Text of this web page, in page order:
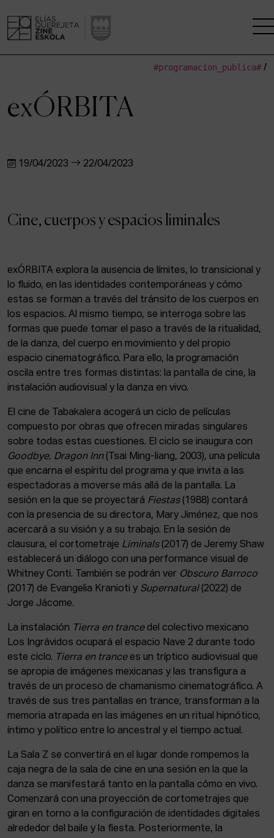
CENTRO DE INVESTIGACIÓN
COMUNIDAD
ACTUALIDAD
Admisión
Intranet
EUS ESP ENG
#programacion_publica#/
exÓRBITA
19/04/2023 22/04/2023
Cine, cuerpos y espacios liminales
exÓRBITA explora la ausencia de límites, lo transicional y
lo fluido, en las identidades contemporáneas y cómo
estas se forman a través del tránsito de los cuerpos en
los espacios. Al mismo tiempo, se interroga sobre las
formas que puede tomar el paso a través de la ritualidad,
de la danza, del cuerpo en movimiento y del propio
espacio cinematográfico. Para ello, la programación
oscila entre tres formas distintas: la pantalla de cine, la
instalación audiovisual y la danza en vivo.
El cine de Tabakalera acogerá un ciclo de películas
compuesto por obras que ofrecen miradas singulares
sobre todas estas cuestiones. El ciclo se inaugura con
Goodbye, Dragon Inn(Tsai Ming-liang, 2003), una película
que encarna el espíritu del programa y que invita a las
espectadoras a moverse más allá de la pantalla. La
sesión en la que se proyectará Fiestas(1988) contará
con la presencia de su directora, Mary Jiménez, que nos
acercará a su visión y a su trabajo. En la sesión de
clausura, el cortometraje Liminals(2017) de Jeremy Shaw
establecerá un diálogo con una performance visual de
Whitney Conti. También se podrán ver Obscuro Barroco
(2017) de Evangelia Kranioti y Supernatural(2022) de
Jorge Jácome.
La instalación Tierra en trancedel colectivo mexicano
Los Ingrávidos ocupará el espacio Nave 2 durante todo
este ciclo. Tierra en trancees un tríptico audiovisual que
se apropia de imágenes mexicanas y las transfigura a
través de un proceso de chamanismo cinematográfico. A
través de sus tres pantallas en trance, transforman a la
memoria atrapada en las imágenes en un ritual hipnótico,
íntimo y político entre lo ancestral y el tiempo actual.
La Sala Z se convertirá en el lugar donde rompemos la
caja negra de la sala de cine en una sesión en la que la
danza se manifestará tanto en la pantalla cómo en vivo.
Comenzará con una proyección de cortometrajes que
giran en torno a la configuración de identidades digitales
alrededor del baile y la fiesta. Posteriormente, la